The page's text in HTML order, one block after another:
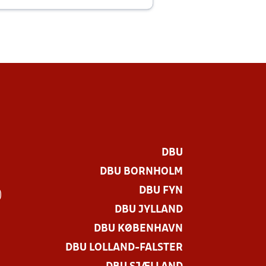
DBU
DBU BORNHOLM
DBU FYN
DBU JYLLAND
DBU KØBENHAVN
DBU LOLLAND-FALSTER